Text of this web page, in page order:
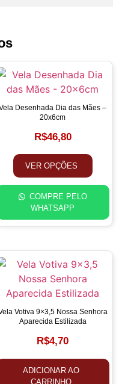
Desenhada Dia das Mães –
20x6cm
R$46,80
VER OPÇÕES
COMPRE PELO
WHATSAPP
Votiva 9×3,5 Nossa Senhora
Aparecida Estilizada
R$4,70
ADICIONAR AO
CARRINHO